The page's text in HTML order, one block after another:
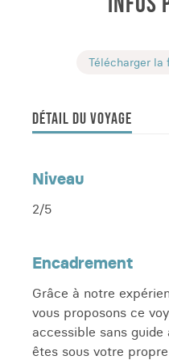
beaux points de
"recoins"
nuit (dans les
aventuriers qui
et la nature !
Voyage effectué en
Télécharger la
DÉTAIL DU VOYAGE
Niveau
2/5
Encadrement
Grâce à notre
vous proposons ce
accessible sans
êtes sous votre